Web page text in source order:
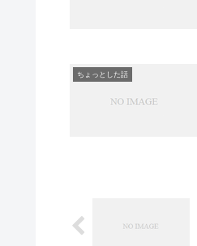
ちょっとした話